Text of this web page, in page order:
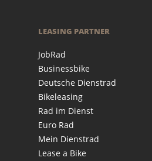
LEASING PARTNER
JobRad
Businessbike
Deutsche Dienstrad
Bikeleasing
Rad im Dienst
Euro Rad
Mein Dienstrad
Lease a Bike